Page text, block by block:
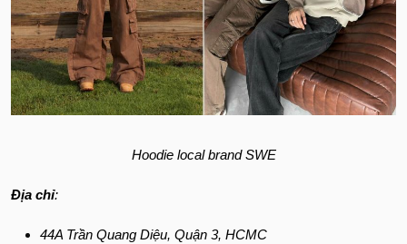
Hoodie local brand SWE
Địa chỉ:
44A Trần Quang Diệu, Quận 3, HCMC